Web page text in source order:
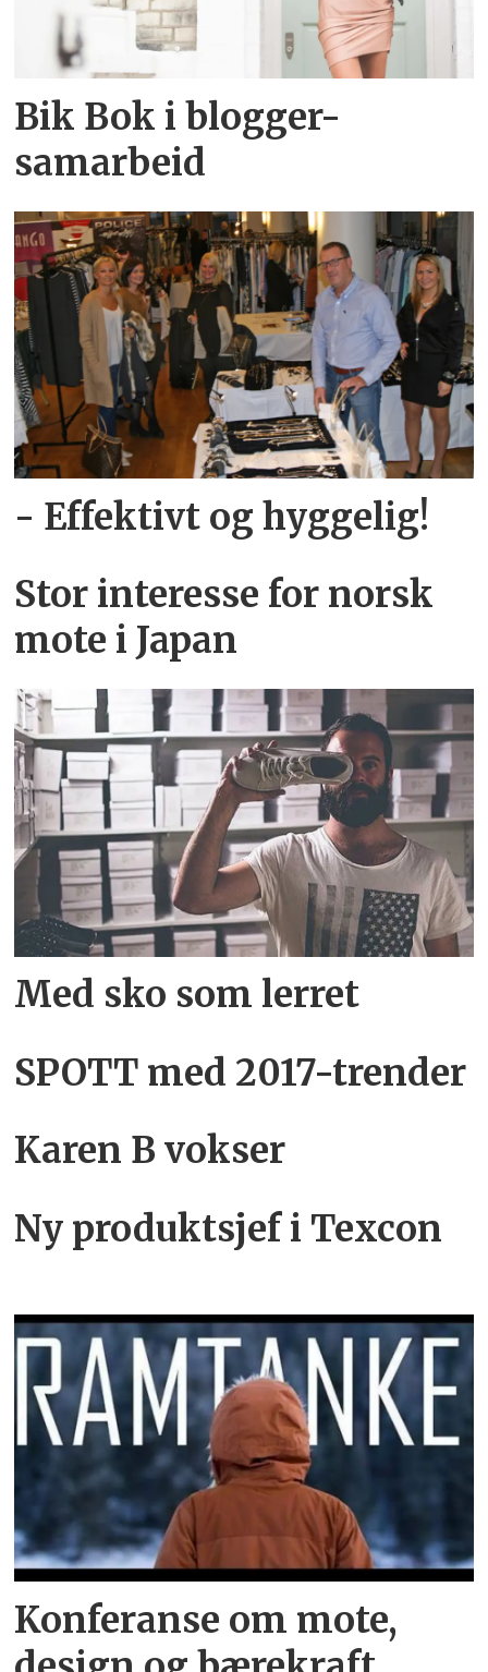
Bik Bok i blogger-
samarbeid
- Effektivt og hyggelig!
Stor interesse for norsk
mote i Japan
Med sko som lerret
SPOTT med 2017-trender
Karen B vokser
Ny produktsjef i Texcon
Konferanse om mote,